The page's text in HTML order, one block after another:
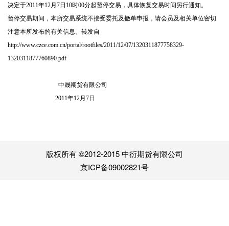
决定于2011年12月 7日 10时00分起暂停交易，具体恢复交易时间另行通知。
暂停交易期间，本所交易系统不接受委托及撤单申报，请会员及相关单位密切
注意本所发布的有关信息。转发自
http://www.czce.com.cn/portal/rootfiles/2011/12/07/1320311877758329-
1320311877760890.pdf
中晟期货有限公司
2011年12月 7日
版权所有 ©2012-2015 中衍期货有限公司
京ICP备09002821号